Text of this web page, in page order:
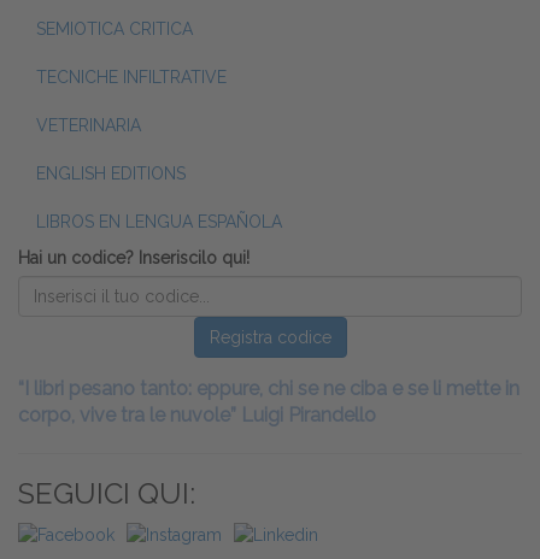
SEMIOTICA CRITICA
TECNICHE INFILTRATIVE
VETERINARIA
ENGLISH EDITIONS
LIBROS EN LENGUA ESPAÑOLA
Hai un codice? Inseriscilo qui!
Registra codice
“I libri pesano tanto: eppure, chi se ne ciba e se li mette in
corpo, vive tra le nuvole” Luigi Pirandello
SEGUICI QUI: